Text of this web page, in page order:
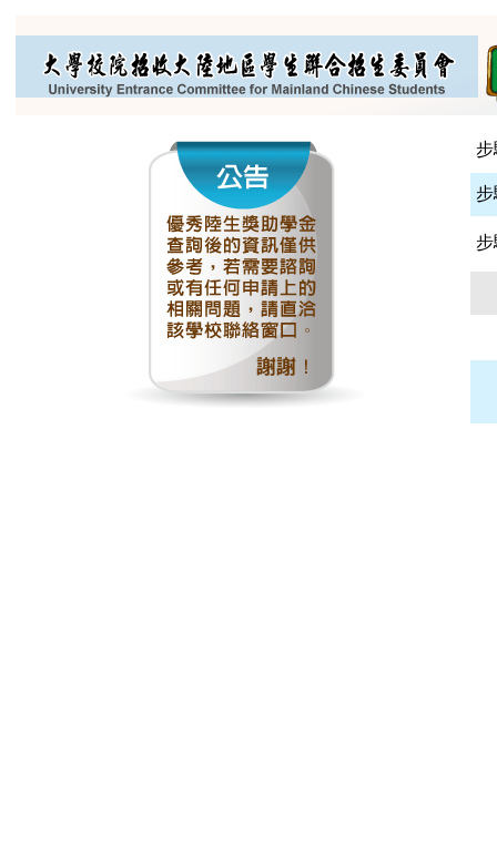
步
步
步